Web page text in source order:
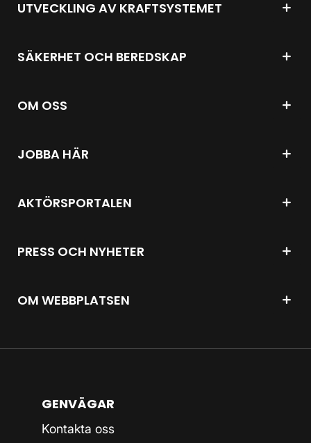
UTVECKLING AV KRAFTSYSTEMET
SÄKERHET OCH BEREDSKAP
OM OSS
JOBBA HÄR
AKTÖRSPORTALEN
PRESS OCH NYHETER
OM WEBBPLATSEN
GENVÄGAR
Kontakta oss